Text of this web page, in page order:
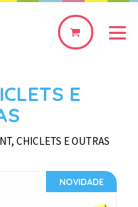
0
E
CHICLETS E OUTRAS
NOVIDADE